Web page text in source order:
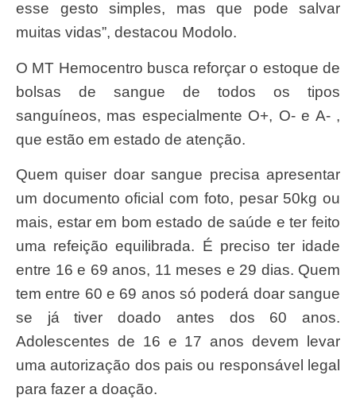
esse gesto simples, mas que pode salvar
muitas vidas”, destacou Modolo.
O MT Hemocentro busca reforçar o estoque de
bolsas de sangue de todos os tipos
sanguíneos, mas especialmente O+, O- e A- ,
que estão em estado de atenção.
Quem quiser doar sangue precisa apresentar
um documento oficial com foto, pesar 50kg ou
mais, estar em bom estado de saúde e ter feito
uma refeição equilibrada. É preciso ter idade
entre 16 e 69 anos, 11 meses e 29 dias. Quem
tem entre 60 e 69 anos só poderá doar sangue
se já tiver doado antes dos 60 anos.
Adolescentes de 16 e 17 anos devem levar
uma autorização dos pais ou responsável legal
para fazer a doação.